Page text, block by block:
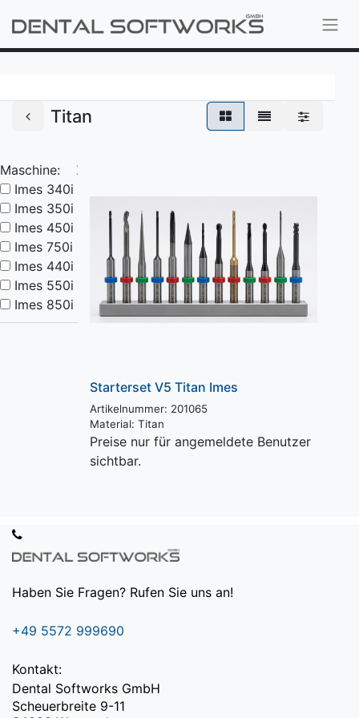
Titan
Maschine:
X
Imes 340i
Imes 350i
Imes 450i
Imes 750i
Imes 440i
Imes 550i
Imes 850i
Starterset V5 Titan Imes
Artikelnummer: 201065
Material: Titan
Preise nur für angemeldete Benutzer
sichtbar.
Haben Sie Fragen? Rufen Sie uns an!
+49 5572 999690
Kontakt:
Dental Softworks GmbH
Scheuerbreite 9-11